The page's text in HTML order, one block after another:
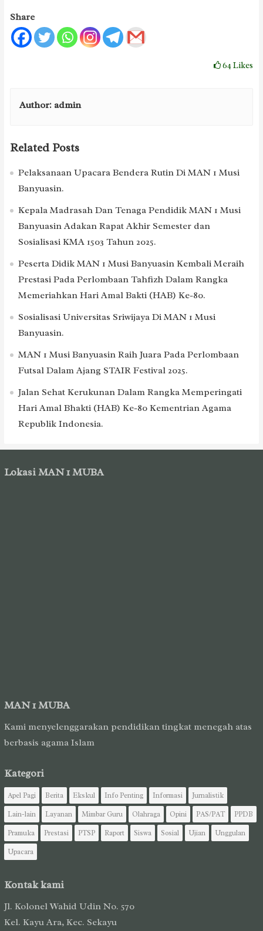
Share
64Likes
Author: admin
Related Posts
Pelaksanaan Upacara Bendera Rutin Di MAN 1 Musi
Banyuasin.
Kepala Madrasah Dan Tenaga Pendidik MAN 1 Musi
Banyuasin Adakan Rapat Akhir Semester dan
Sosialisasi KMA 1503 Tahun 2025.
Peserta Didik MAN 1 Musi Banyuasin Kembali Meraih
Prestasi Pada Perlombaan Tahfizh Dalam Rangka
Memeriahkan Hari Amal Bakti (HAB) Ke-80.
Sosialisasi Universitas Sriwijaya Di MAN 1 Musi
Banyuasin.
MAN 1 Musi Banyuasin Raih Juara Pada Perlombaan
Futsal Dalam Ajang STAIR Festival 2025.
Jalan Sehat Kerukunan Dalam Rangka Memperingati
Hari Amal Bhakti (HAB) Ke-80 Kementrian Agama
Republik Indonesia.
Lokasi MAN 1 MUBA
MAN 1 MUBA
Kami menyelenggarakan pendidikan tingkat menegah atas
berbasis agama Islam
Kategori
Apel Pagi Berita Ekskul Info Penting Informasi
Jurnalistik
Lain-lain
Layanan Mimbar Guru Olahraga Opini PAS/PAT
PPDB
Pramuka
Prestasi PTSP Raport Siswa Sosial Ujian
Unggulan
Upacara
Kontak kami
Jl. Kolonel Wahid Udin No. 570
Kel. Kayu Ara, Kec. Sekayu